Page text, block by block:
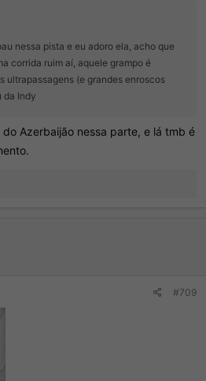
nessa pista e eu adoro ela, acho que
corrida ruim aí, aquele grampo é
ultrapassagens (e grandes enroscos
da Indy
Azerbaijão nessa parte, e lá tmb é
#709